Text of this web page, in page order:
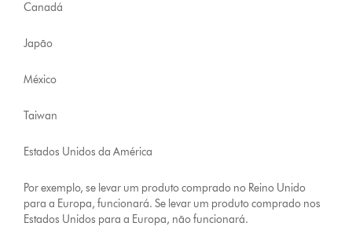
Canadá
Japão
México
Taiwan
Estados Unidos da América
Por exemplo, se levar um produto comprado no Reino Unido
para a Europa, funcionará. Se levar um produto comprado nos
Estados Unidos para a Europa, não funcionará.